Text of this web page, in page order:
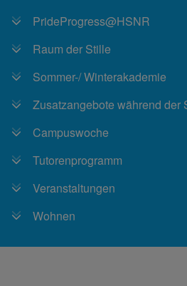
PrideProgress@HSNR
Raum der Stille
Sommer-/ Winterakademie
Zusatzangebote während der
Campuswoche
Tutorenprogramm
Veranstaltungen
Wohnen